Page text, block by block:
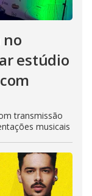
no
estúdio
transmissão
musicais